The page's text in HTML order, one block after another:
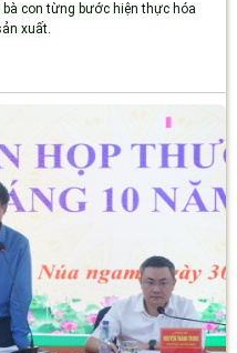
con từng bước hiện thực hóa
xuất.